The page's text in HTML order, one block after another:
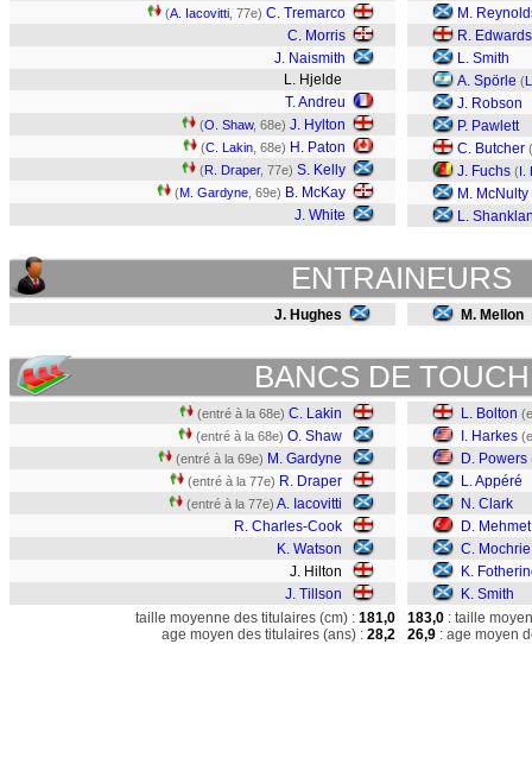
(A. Iacovitti , 77e) C. Tremarco
C. Morris
J. Naismith
L. Hjelde
T. Andreu
(O. Shaw, 68e) J. Hylton
(C. Lakin , 68e) H. Paton
(R. Draper, 77e) S. Kelly
(M. Gardyne , 69e) B. McKay
J. White
M.
R. Edwards
L. Smith
A. Spörle (
J. Robson
P. Pawlett
C. Butcher (
J. Fuchs (I.
M. McNulty
L.
ENTRAINEURS
J. Hughes M. Mellon
BANCS DE
(entré à la 68e) C. Lakin
(entré à la 68e) O. Shaw
(entré à la 69e) M. Gardyne
(entré à la 77e) R. Draper
(entré à la 77e) A. Iacovitti
R. Charles-Cook
K. Watson
J. Hilton
J. Tillson
L. Bolton
I. Harkes
D. Powers
L. Appéré
N. Clark
D. Mehmet
C. Mochrie
K.
K. Smith
taille moyenne des titulaires (cm) : 181,0
age moyen des titulaires (ans) : 28,2
183,0 : taille
26,9 : age moyen